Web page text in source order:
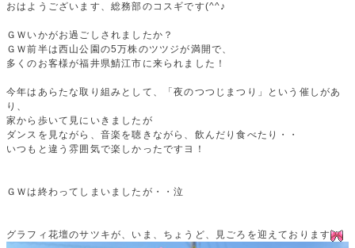
おはようございます、総務部のコスギです(^^♪
ＧＷいかがお過ごしされましたか？
ＧＷ前半は西山公園の5万株のツツジが満開で、
多くのお客様が福井県鯖江市に来られました！
今年はあらたな取り組みとして、「夜のつつじまつり」という催しがあ
り、
家から歩いて見にいきましたが
ダンスを見ながら、音楽を聴きながら、飲んだり食べたり・・
いつもと違う雰囲気で楽しかったですヨ！
ＧＷは終わってしまいましたが・・泣
グラフィ花壇のサツキが、いま、ちょうど、見ごろを迎えております